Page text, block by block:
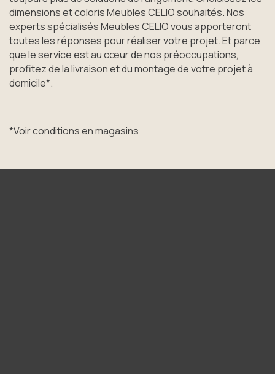
dimensions et coloris Meubles CELIO souhaités. Nos
experts spécialisés Meubles CELIO vous apporteront
toutes les réponses pour réaliser votre projet. Et parce
que le service est au cœur de nos préoccupations,
profitez de la livraison et du montage de votre projet à
domicile*.
*Voir conditions en magasins